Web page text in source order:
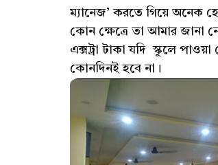
ম্যানেজ’ করতে গিয়ে অনেক
কোন ক্ষেত্রে তা আমার জানা
এক্সট্রা টাকা যদি স্কুলে
কোনদিনই হবে না।